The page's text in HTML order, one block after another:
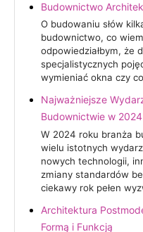
Budownictwo
O budowaniu słów
budownictwo, co
odpowiedziałbym, że
specjalistycznych
wymieniać okna czy
Najważniejsze
Budownictwie w
W 2024 roku branża
wielu istotnych
nowych technologii,
zmiany standardów
ciekawy rok pełen
Architektura
Formą i Funkcją